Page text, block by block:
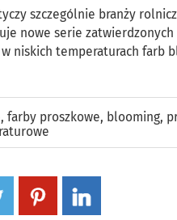
szczególnie branży
nowe serie
niskich temperaturach farb
, farby proszkowe, blooming,